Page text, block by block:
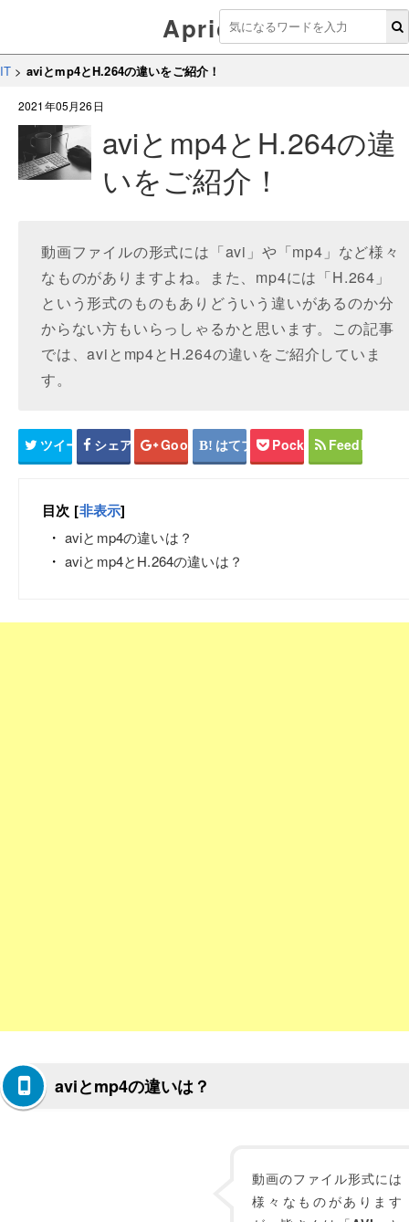
Aprico
IT > aviとmp4とH.264の違いをご紹介！
2021年05月26日
aviとmp4とH.264の違
いをご紹介！
動画ファイルの形式には「avi」や「mp4」など様々
なものがありますよね。また、mp4には「H.264」
という形式のものもありどういう違いがあるのか分
からない方もいらっしゃるかと思います。この記事
では、aviとmp4とH.264の違いをご紹介していま
す。
ツイート シェア Google+ はてブ Pocket Feedly
目次 [非表示]
aviとmp4の違いは？
aviとmp4とH.264の違いは？
aviとmp4の違いは？
動画のファイル形式には
様々なものがあります